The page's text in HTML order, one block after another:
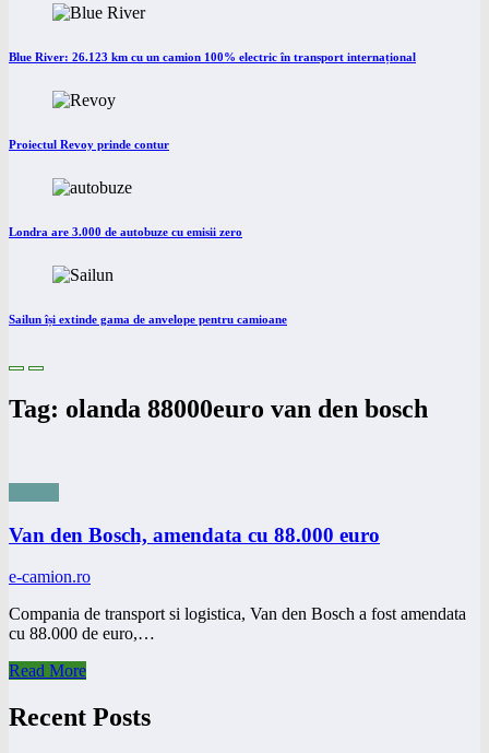
Blue River: 26.123 km cu un camion 100% electric în transport internațional
Proiectul Revoy prinde contur
Londra are 3.000 de autobuze cu emisii zero
Sailun își extinde gama de anvelope pentru camioane
Tag: olanda 88000euro van den bosch
Van den Bosch, amendata cu 88.000 euro
e-camion.ro
Compania de transport si logistica, Van den Bosch a fost amendata
cu 88.000 de euro,…
Read More
Recent Posts